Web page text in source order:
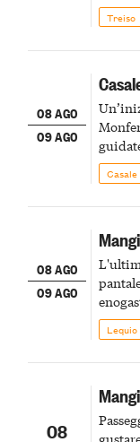
Treiso
08 AGO
09 AGO
08 AGO
09 AGO
08